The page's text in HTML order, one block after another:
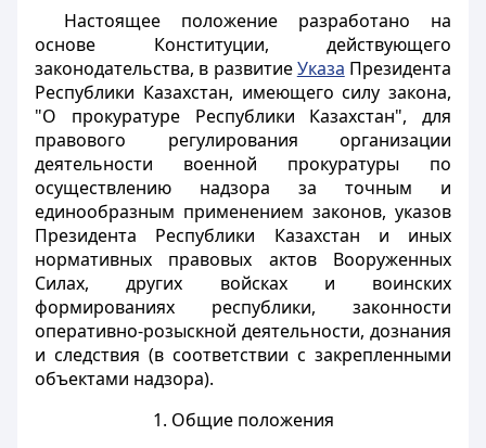
Настоящее положение разработано на
основе Конституции, действующего
законодательства, в развитиеУказа Президента
Республики Казахстан, имеющего силу закона,
"О прокуратуре Республики Казахстан", для
правового регулирования организации
деятельности военной прокуратуры по
осуществлению надзора за точным и
единообразным применением законов, указов
Президента Республики Казахстан и иных
нормативных правовых актов Вооруженных
Силах, других войсках и воинских
формированиях республики, законности
оперативно-розыскной деятельности, дознания
и следствия (в соответствии с закрепленными
объектами надзора).
1. Общие положения